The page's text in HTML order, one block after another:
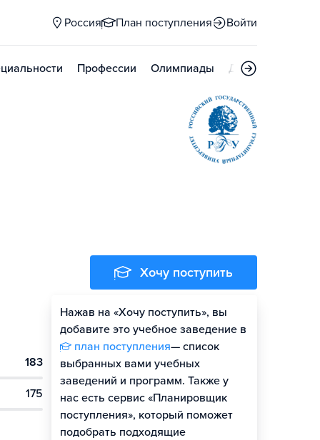
Россия План поступления Войти
Профессии Олимпиады Дни открытых
183
175
Хочу поступить
Нажав на «Хочу поступить», вы
добавите это учебное заведение в
план поступления— список
выбранных вами учебных
заведений и программ. Также у
нас есть сервис «Планировщик
поступления», который поможет
подобрать подходящие
Оценить шансы
Гайд по поступлению